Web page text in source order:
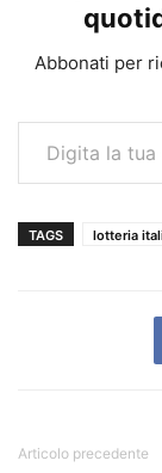
Abbonati per
Digita la tua e-mail...
TAGS lotteria
Articolo precedente